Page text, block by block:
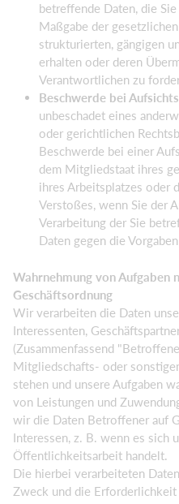
betreffende Daten, die
Maßgabe der
strukturierten, gängigen
erhalten oder deren
Verantwortlichen zu
Beschwerde bei
unbeschadet eines
oder gerichtlichen
Beschwerde bei einer
dem Mitgliedstaat ihres
ihres Arbeitsplatzes oder
Verstoßes, wenn Sie der
Verarbeitung der Sie
Daten gegen die
Wahrnehmung von Aufgaben
Geschäftsordnung
Wir verarbeiten die Daten
Interessenten,
(Zusammenfassend
Mitgliedschafts- oder
stehen und unsere Aufgaben
von Leistungen und
wir die Daten Betroffener auf
Interessen, z. B. wenn es sich
Öffentlichkeitsarbeit handelt.
Die hierbei verarbeiteten
Zweck und die